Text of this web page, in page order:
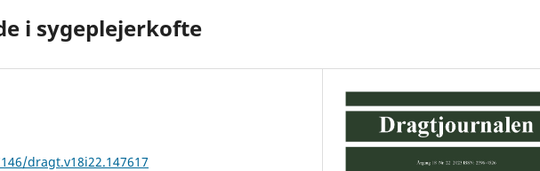
i sygeplejerkofte
dragt.v18i22.147617